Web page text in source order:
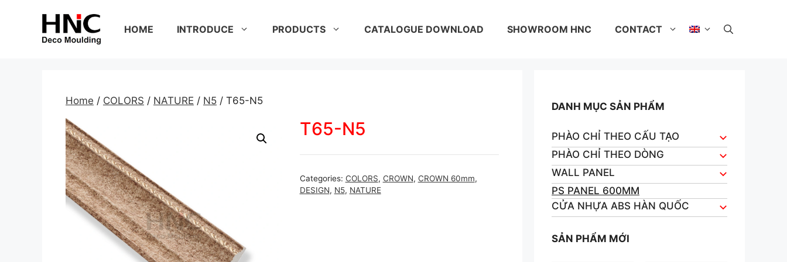
HOME INTRODUCE PRODUCTS CATALOGUE DOWNLOAD SHOWROOM HNC CONTACT
Home / COLORS / NATURE / N5 / T65-N5
T65-N5
Categories: COLORS, CROWN, CROWN 60mm,
DESIGN, N5, NATURE
DANH MỤC SẢN PHẨM
PHÀO CHỈ THEO CẤU TẠO
PHÀO CHỈ THEO DÒNG
WALL PANEL
PS PANEL 600MM
CỬA NHỰA ABS HÀN QUỐC
SẢN PHẨM MỚI